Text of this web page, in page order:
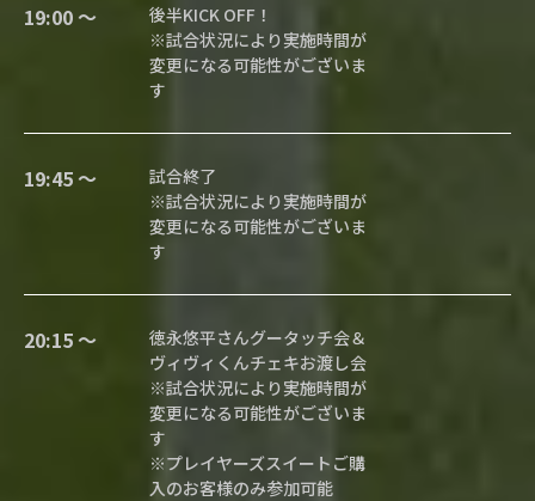
19:00 〜
後半KICK OFF！
※試合状況により実施時間が
変更になる可能性がございま
す
19:45 〜
試合終了
※試合状況により実施時間が
変更になる可能性がございま
す
20:15 〜
徳永悠平さんグータッチ会＆
ヴィヴィくんチェキお渡し会
※試合状況により実施時間が
変更になる可能性がございま
す
※プレイヤーズスイートご購
入のお客様のみ参加可能